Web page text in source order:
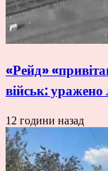
«Рейд»
військ:
12 години назад